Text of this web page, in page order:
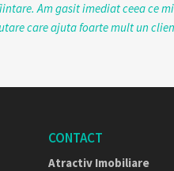
Am gasit imediat ceea ce
care ajuta foarte mult un
CONTACT
Atractiv Imobiliare